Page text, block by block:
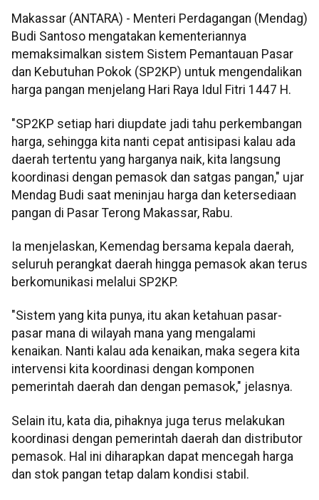
Makassar (ANTARA) - Menteri Perdagangan (Mendag)
Budi Santoso mengatakan kementeriannya
memaksimalkan sistem Sistem Pemantauan Pasar
dan Kebutuhan Pokok (SP2KP) untuk mengendalikan
harga pangan menjelang Hari Raya Idul Fitri 1447 H.
"SP2KP setiap hari diupdate jadi tahu perkembangan
harga, sehingga kita nanti cepat antisipasi kalau ada
daerah tertentu yang harganya naik, kita langsung
koordinasi dengan pemasok dan satgas pangan," ujar
Mendag Budi saat meninjau harga dan ketersediaan
pangan di Pasar Terong Makassar, Rabu.
Ia menjelaskan, Kemendag bersama kepala daerah,
seluruh perangkat daerah hingga pemasok akan terus
berkomunikasi melalui SP2KP.
"Sistem yang kita punya, itu akan ketahuan pasar-
pasar mana di wilayah mana yang mengalami
kenaikan. Nanti kalau ada kenaikan, maka segera kita
intervensi kita koordinasi dengan komponen
pemerintah daerah dan dengan pemasok," jelasnya.
Selain itu, kata dia, pihaknya juga terus melakukan
koordinasi dengan pemerintah daerah dan distributor
pemasok. Hal ini diharapkan dapat mencegah harga
dan stok pangan tetap dalam kondisi stabil.